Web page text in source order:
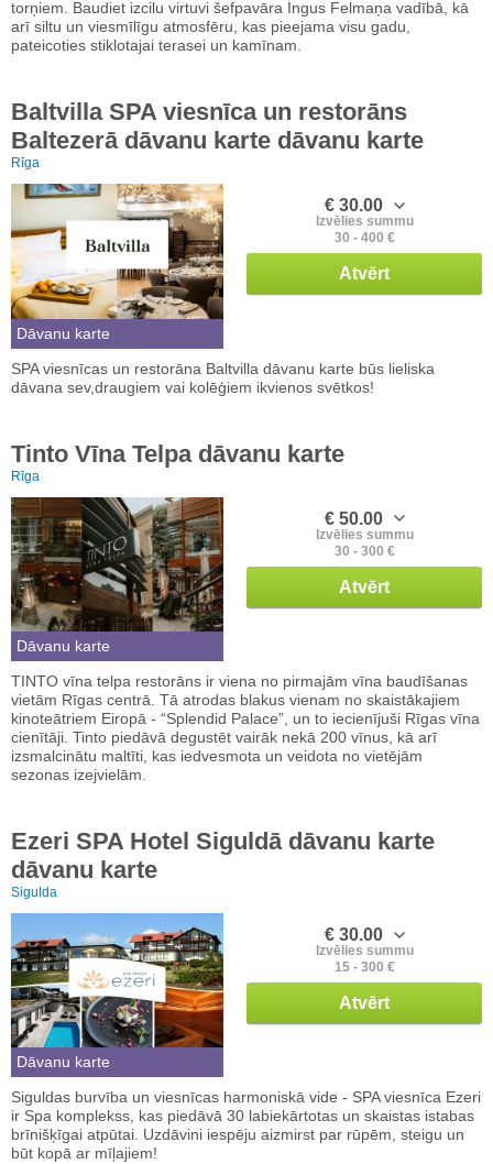
torņiem. Baudiet izcilu virtuvi šefpavāra Ingus Felmaņa vadībā, kā
arī siltu un viesmīlīgu atmosfēru, kas pieejama visu gadu,
pateicoties stiklotajai terasei un kamīnam.
Baltvilla SPA viesnīca un restorāns
Baltezerā dāvanu karte dāvanu karte
Rīga
Dāvanu karte
€ 30.00
Izvēlies summu
30 - 400 €
Atvērt
SPA viesnīcas un restorāna Baltvilla dāvanu karte būs lieliska
dāvana sev,draugiem vai kolēģiem ikvienos svētkos!
Tinto Vīna Telpa dāvanu karte
Rīga
Dāvanu karte
€ 50.00
Izvēlies summu
30 - 300 €
Atvērt
TINTO vīna telpa restorāns ir viena no pirmajām vīna baudīšanas
vietām Rīgas centrā. Tā atrodas blakus vienam no skaistākajiem
kinoteātriem Eiropā - “Splendid Palace”, un to iecienījuši Rīgas vīna
cienītāji. Tinto piedāvā degustēt vairāk nekā 200 vīnus, kā arī
izsmalcinātu maltīti, kas iedvesmota un veidota no vietējām
sezonas izejvielām.
Ezeri SPA Hotel Siguldā dāvanu karte
dāvanu karte
Sigulda
Dāvanu karte
€ 30.00
Izvēlies summu
15 - 300 €
Atvērt
Siguldas burvība un viesnīcas harmoniskā vide - SPA viesnīca Ezeri
ir Spa komplekss, kas piedāvā 30 labiekārtotas un skaistas istabas
brīnišķīgai atpūtai. Uzdāvini iespēju aizmirst par rūpēm, steigu un
būt kopā ar mīļajiem!